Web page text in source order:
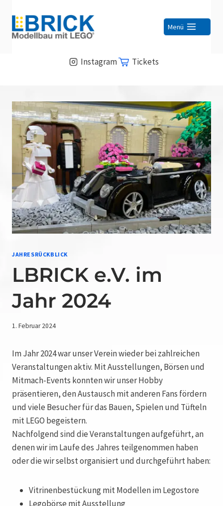
Inhalt
springen
Menü
Instagram Tickets
JAHRESRÜCKBLICK
LBRICK e.V. im
Jahr 2024
1. Februar 2024
Im Jahr 2024 war unser Verein wieder bei zahlreichen
Veranstaltungen aktiv. Mit Ausstellungen, Börsen und
Mitmach-Events konnten wir unser Hobby
präsentieren, den Austausch mit anderen Fans fördern
und viele Besucher für das Bauen, Spielen und Tüfteln
mit LEGO begeistern.
Nachfolgend sind die Veranstaltungen aufgeführt, an
denen wir im Laufe des Jahres teilgenommen haben
oder die wir selbst organisiert und durchgeführt haben:
Vitrinenbestückung mit Modellen im Legostore
Legobörse mit Ausstellung